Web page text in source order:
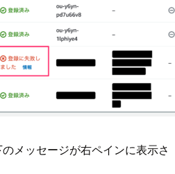
メッセージが右ペインに表示さ